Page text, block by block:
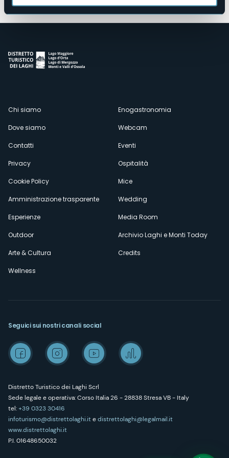
Menù
secondario
Chi siamo
Dove siamo
Contatti
Privacy
Cookie Policy
Amministrazione trasparente
Esperienze
Outdoor
Arte & Cultura
Wellness
Enogastronomia
Webcam
Eventi
Ospitalità
Mice
Wedding
Media Room
Archivio Laghi e Monti Today
Credits
Distretto Turistico dei Laghi Scrl
Sede legale e operativa: Corso Italia 26 - 28838 Stresa VB - Italy
tel:+39 0323 30416
infoturismo@distrettolaghi.itedistrettolaghi@legalmail.it
www.distrettolaghi.it
P.I. 01648650032
Seguici sui nostri canali social